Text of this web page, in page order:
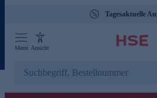
Tagesaktuelle
Menü Ansicht